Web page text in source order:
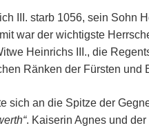
III. starb 1056, sein Sohn
war der wichtigste
Heinrichs III., die
Ränken der Fürsten und
sich an die Spitze der
. Kaiserin Agnes und